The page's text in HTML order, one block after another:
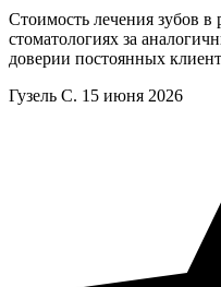
Стоимость лечения зубов
стоматологиях за
доверии постоянных
Гузель С. 15 июня 2026